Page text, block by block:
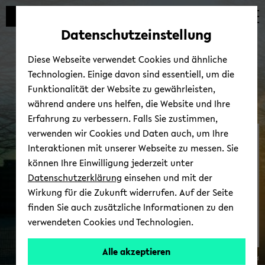
Automatische
vermeiden
skip
main
skip
main
skip
footer
Uni­ver­si­täts­ar­chiv
© Uni­ver­si­tät Bie­le­feld
Datenschutzeinstellung
Diese Webseite verwendet Cookies und ähnliche
Technologien. Einige davon sind essentiell, um die
Funktionalität der Website zu gewährleisten,
während andere uns helfen, die Website und Ihre
Erfahrung zu verbessern. Falls Sie zustimmen,
verwenden wir Cookies und Daten auch, um Ihre
Interaktionen mit unserer Webseite zu messen. Sie
können Ihre Einwilligung jederzeit unter
Datenschutzerklärung einsehen und mit der
Wirkung für die Zukunft widerrufen. Auf der Seite
finden Sie auch zusätzliche Informationen zu den
verwendeten Cookies und Technologien.
Alle akzeptieren